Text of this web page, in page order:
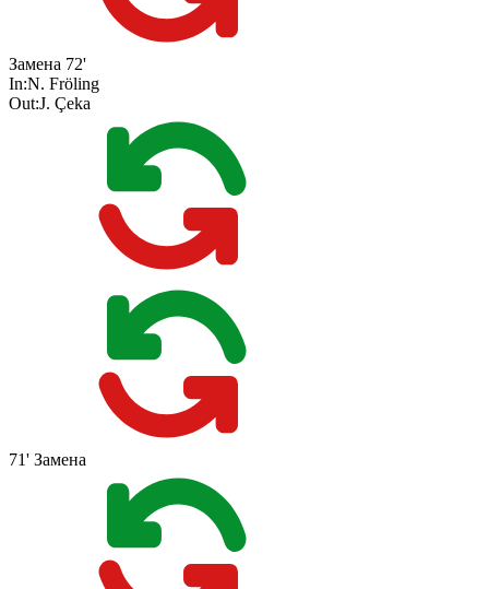
Замена 72'
In:N. Fröling
Out:J. Çeka
71' Замена